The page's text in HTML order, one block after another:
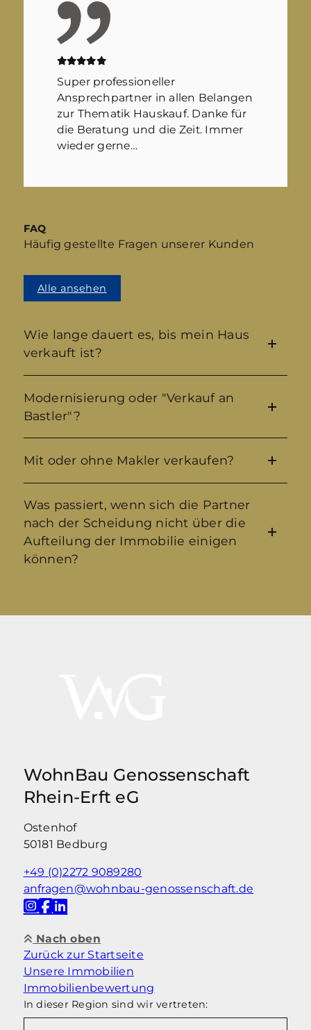
Super professioneller
Ansprechpartner in allen Belangen
zur Thematik Hauskauf. Danke für
die Beratung und die Zeit. Immer
wieder gerne…
FAQ
Häufig gestellte Fragen unserer Kunden
Alle ansehen
Wie lange dauert es, bis mein Haus
verkauft ist?
Modernisierung oder "Verkauf an
Bastler"?
Mit oder ohne Makler verkaufen?
Was passiert, wenn sich die Partner
nach der Scheidung nicht über die
Aufteilung der Immobilie einigen
können?
WohnBau Genossenschaft
Rhein-Erft eG
Ostenhof
50181 Bedburg
+49 (0)2272 9089280
anfragen@wohnbau-genossenschaft.de
In dieser Region sind wir vertreten:
Nach oben
Zurück zur Startseite
Unsere Immobilien
Immobilienbewertung